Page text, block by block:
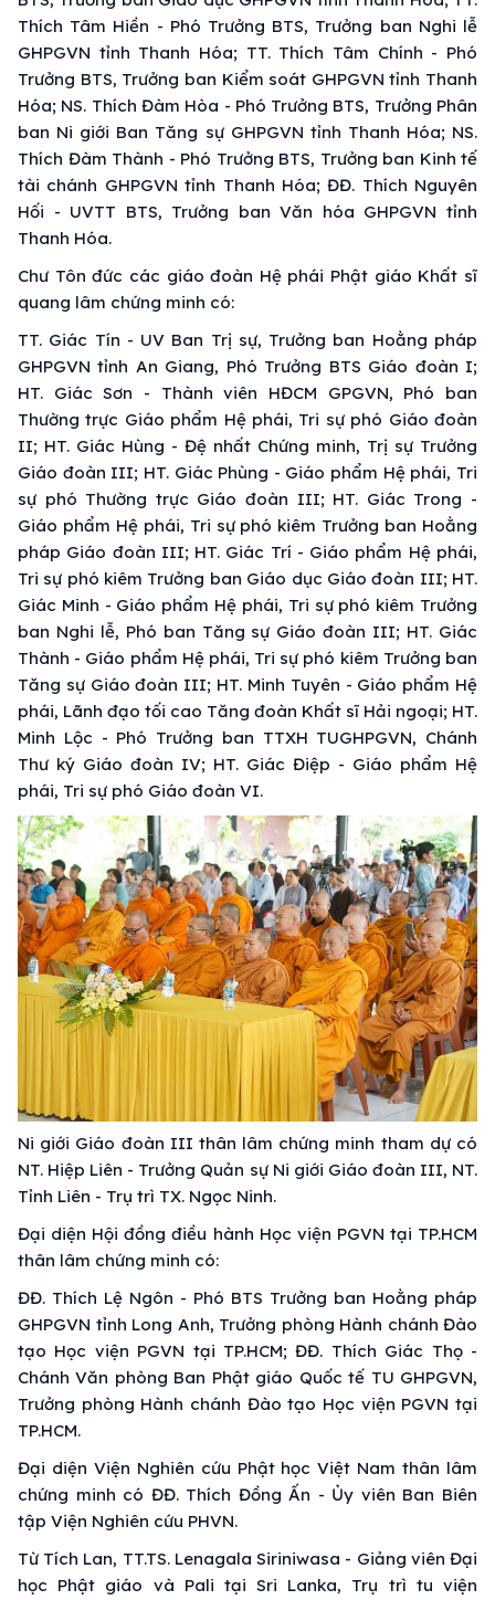
Thích Tâm Hiền - Phó Trưởng BTS, Trưởng ban Nghi lễ
GHPGVN tỉnh Thanh Hóa; TT. Thích Tâm Chính - Phó
Trưởng BTS, Trưởng ban Kiểm soát GHPGVN tỉnh Thanh
Hóa; NS. Thích Đàm Hòa - Phó Trưởng BTS, Trưởng Phân
ban Ni giới Ban Tăng sự GHPGVN tỉnh Thanh Hóa; NS.
Thích Đàm Thành - Phó Trưởng BTS, Trưởng ban Kinh tế
tài chánh GHPGVN tỉnh Thanh Hóa; ĐĐ. Thích Nguyên
Hối - UVTT BTS, Trưởng ban Văn hóa GHPGVN tỉnh
Thanh Hóa.
Chư Tôn đức các giáo đoàn Hệ phái Phật giáo Khất sĩ
quang lâm chứng minh có:
TT. Giác Tín - UV Ban Trị sự, Trưởng ban Hoằng pháp
GHPGVN tỉnh An Giang, Phó Trưởng BTS Giáo đoàn I;
HT. Giác Sơn - Thành viên HĐCM GPGVN, Phó ban
Thường trực Giáo phẩm Hệ phái, Tri sự phó Giáo đoàn
II; HT. Giác Hùng - Đệ nhất Chứng minh, Trị sự Trưởng
Giáo đoàn III; HT. Giác Phùng - Giáo phẩm Hệ phái, Tri
sự phó Thường trực Giáo đoàn III; HT. Giác Trong -
Giáo phẩm Hệ phái, Tri sự phó kiêm Trưởng ban Hoằng
pháp Giáo đoàn III; HT. Giác Trí - Giáo phẩm Hệ phái,
Tri sự phó kiêm Trưởng ban Giáo dục Giáo đoàn III; HT.
Giác Minh - Giáo phẩm Hệ phái, Tri sự phó kiêm Trưởng
ban Nghi lễ, Phó ban Tăng sự Giáo đoàn III; HT. Giác
Thành - Giáo phẩm Hệ phái, Tri sự phó kiêm Trưởng ban
Tăng sự Giáo đoàn III; HT. Minh Tuyên - Giáo phẩm Hệ
phái, Lãnh đạo tối cao Tăng đoàn Khất sĩ Hải ngoại; HT.
Minh Lộc - Phó Trưởng ban TTXH TUGHPGVN, Chánh
Thư ký Giáo đoàn IV; HT. Giác Điệp - Giáo phẩm Hệ
phái, Tri sự phó Giáo đoàn VI.
Ni giới Giáo đoàn III thân lâm chứng minh tham dự có
NT. Hiệp Liên - Trưởng Quản sự Ni giới Giáo đoàn III, NT.
Tỉnh Liên - Trụ trì TX. Ngọc Ninh.
Đại diện Hội đồng điều hành Học viện PGVN tại TP.HCM
thân lâm chứng minh có:
ĐĐ. Thích Lệ Ngôn - Phó BTS Trưởng ban Hoằng pháp
GHPGVN tỉnh Long Anh, Trưởng phòng Hành chánh Đào
tạo Học viện PGVN tại TP.HCM; ĐĐ. Thích Giác Thọ -
Chánh Văn phòng Ban Phật giáo Quốc tế TU GHPGVN,
Trưởng phòng Hành chánh Đào tạo Học viện PGVN tại
TP.HCM.
Đại diện Viện Nghiên cứu Phật học Việt Nam thân lâm
chứng minh có ĐĐ. Thích Đồng Ấn - Ủy viên Ban Biên
tập Viện Nghiên cứu PHVN.
Từ Tích Lan, TT.TS. Lenagala Siriniwasa - Giảng viên Đại
học Phật giáo và Pali tại Sri Lanka, Trụ trì tu viện